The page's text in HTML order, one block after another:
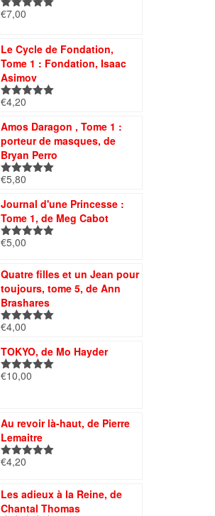
Note5.00
€7,00
Le Cycle de Fondation,
Tome 1 : Fondation, Isaac
Asimov
Note5.00
€4,20
Amos Daragon , Tome 1 :
porteur de masques, de
Bryan Perro
Note5.00
€5,80
Journal d'une Princesse :
Tome 1, de Meg Cabot
Note5.00
€5,00
Quatre filles et un Jean pour
toujours, tome 5, de Ann
Brashares
Note5.00
€4,00
TOKYO, de Mo Hayder
Note5.00
€10,00
Au revoir là-haut, de Pierre
Lemaitre
Note5.00
€4,20
Les adieux à la Reine, de
Chantal Thomas